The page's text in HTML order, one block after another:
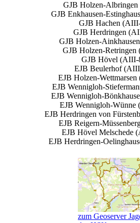
GJB Holzen-
GJB Enkhausen-
GJB Hachen
GJB Herdringen
GJB Holzen-
GJB Holzen-
GJB Hövel (AIII-
EJB Beulerhof
EJB Holzen-
EJB Wennigloh-
EJB Wennigloh-
EJB Wennigloh-Wünne
EJB Herdringen von
EJB Reigern-
EJB Hövel Melschede
EJB Herdringen-
zum Geoserver